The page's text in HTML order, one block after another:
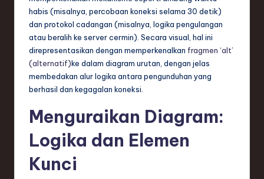
habis (misalnya, percobaan koneksi selama 30 detik)
dan protokol cadangan (misalnya, logika pengulangan
atau beralih ke server cermin). Secara visual, hal ini
direpresentasikan dengan memperkenalkan fragmen ‘alt’
(alternatif)ke dalam diagram urutan, dengan jelas
membedakan alur logika antara pengunduhan yang
berhasil dan kegagalan koneksi.
Menguraikan Diagram:
Logika dan Elemen
Kunci